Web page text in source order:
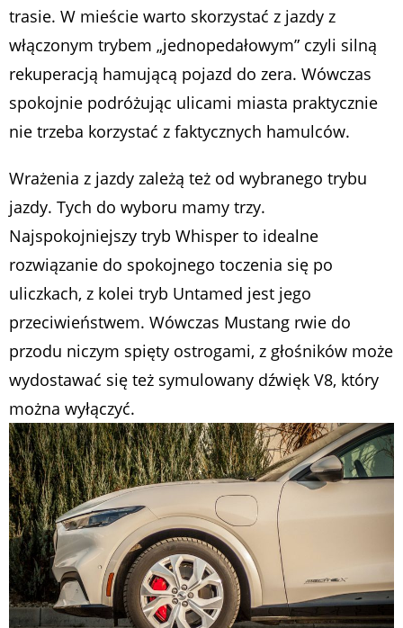
trasie. W mieście warto skorzystać z jazdy z
włączonym trybem „jednopedałowym” czyli silną
rekuperacją hamującą pojazd do zera. Wówczas
spokojnie podróżując ulicami miasta praktycznie
nie trzeba korzystać z faktycznych hamulców.
Wrażenia z jazdy zależą też od wybranego trybu
jazdy. Tych do wyboru mamy trzy.
Najspokojniejszy tryb Whisper to idealne
rozwiązanie do spokojnego toczenia się po
uliczkach, z kolei tryb Untamed jest jego
przeciwieństwem. Wówczas Mustang rwie do
przodu niczym spięty ostrogami, z głośników może
wydostawać się też symulowany dźwięk V8, który
można wyłączyć.